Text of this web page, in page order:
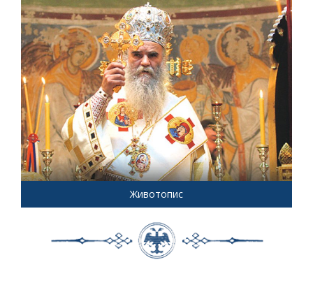
Животопис